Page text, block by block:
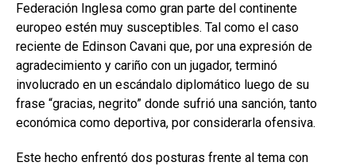
Federación Inglesa como gran parte del continente
europeo estén muy susceptibles. Tal como el caso
reciente de Edinson Cavani que, por una expresión de
agradecimiento y cariño con un jugador, terminó
involucrado en un escándalo diplomático luego de su
frase “gracias, negrito” donde sufrió una sanción, tanto
económica como deportiva, por considerarla ofensiva.
Este hecho enfrentó dos posturas frente al tema con